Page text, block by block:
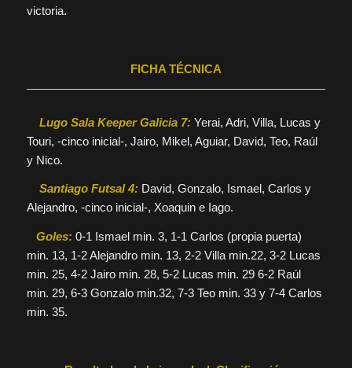
victoria.
FICHA TÉCNICA
Lugo Sala Keeper Galicia 7: Yerai, Adri, Villa, Lucas y
Touri, -cinco inicial-, Jairo, Mikel, Aguiar, David, Teo, Raúl
y Nico.
Santiago Futsal 4: David, Gonzalo, Ismael, Carlos y
Alejandro, -cinco inicial-, Xoaquin e Iago.
Goles: 0-1 Ismael min. 3, 1-1 Carlos (propia puerta)
min. 13, 1-2 Alejandro min. 13, 2-2 Villa min.22, 3-2 Lucas
min. 25, 4-2 Jairo min. 28, 5-2 Lucas min. 29 6-2 Raúl
min. 29, 6-3 Gonzalo min.32, 7-3 Teo min. 33 y 7-4 Carlos
min. 35.